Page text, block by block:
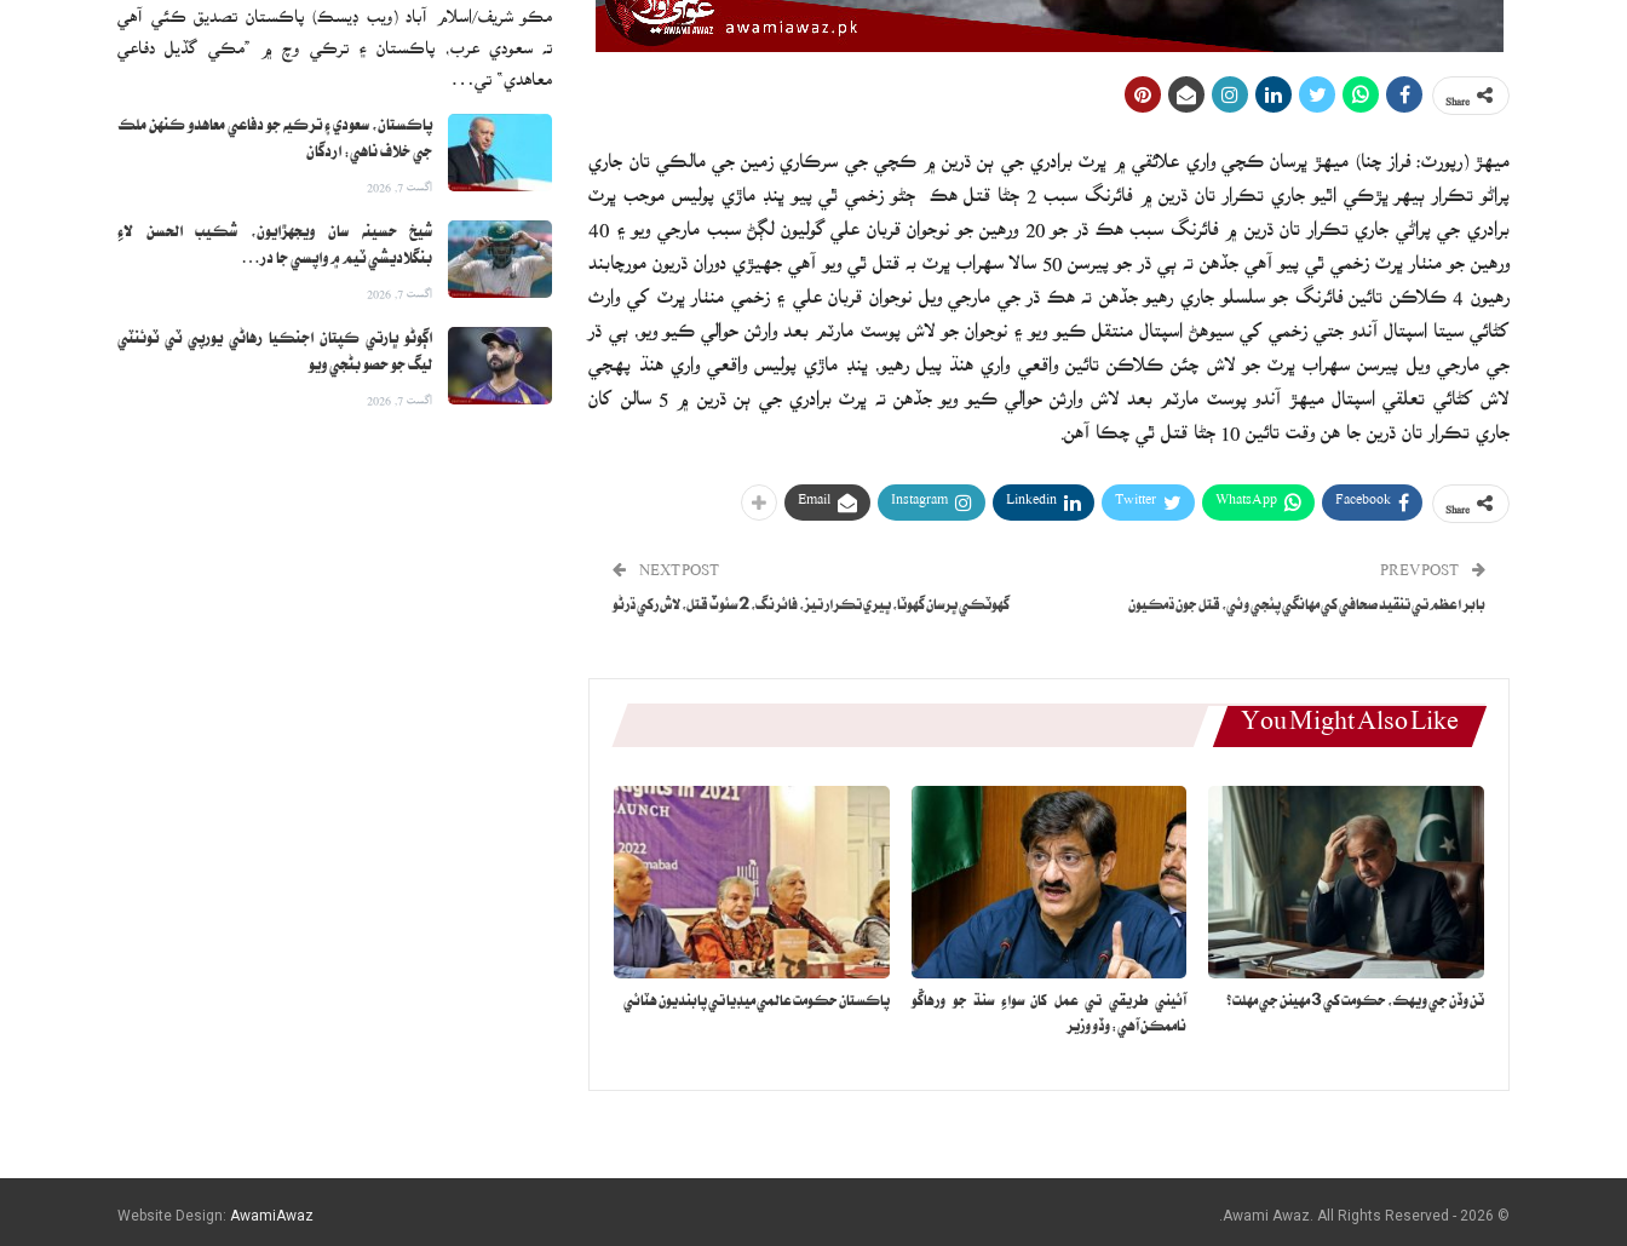
ميهڙ (رپورٽ: فراز چنا) ميھڙ ڀرسان ڪچي واري علائقي ۾ ڀرٽ برادري جي ٻن ڌرين ۾ ڪچي جي سرڪاري زمين جي مالڪي تان جاري
پراڻو تڪرار ٻيھر ڀڙڪي اٿيو جاري تڪرار تان ڌرين ۾ فائرنگ سبب 2 ڄڻا قتل ھڪ ڄڻو زخمي ٿي پيو ڀنڊ ماڙي پوليس موجب ڀرٽ
ورھين جو منٺار ڀرٽ زخمي ٿي پيو آھي جڏھن ته ٻي ڌر جو پيرسن 50 سالا سھراب ڀرٽ به قتل ٿي ويو آھي جھيڙي دوران ڌريون مورچابند
رھيون 4 ڪلاڪن تائين فائرنگ جو سلسلو جاري رھيو جڏھن ته ھڪ ڌر جي مارجي ويل نوجوان قربان علي ۽ زخمي منٺار ڀرٽ کي وارث
کڻائي سيتا اسپتال آندو جتي زخمي کي سيوھڻ اسپتال منتقل ڪيو ويو ۽ نوجوان جو لاش پوسٽ مارٽم بعد وارثن حوالي ڪيو ويو، ٻي ڌر
جي مارجي ويل پيرسن سھراب ڀرٽ جو لاش چئن ڪلاڪن تائين واقعي واري ھنڌ پيل رھيو، ڀنڊ ماڙي پوليس واقعي واري ھنڌ پھچي
لاش کڻائي تعلقي اسپتال ميھڙ آندو پوسٽ مارٽم بعد لاش وارثن حوالي ڪيو ويو جڏھن ته ڀرٽ برادري جي ٻن ڌرين ۾ 5 سالن کان
جاري تڪرار تان ڌرين جا ھن وقت تائين 10 ڄڻا قتل ٿي چڪا آھن.
Facebook
WhatsApp
Twitter
Linkedin
Instagram
Email
بابر اعظم تي تنقيد صحافي کي مهانگي پئجي وئي، قتل جون ڌمڪيون
NEXT POST
گهوٽڪي ڀرسان گهوٽا، ڀيري تڪرار تيز، فائرنگ، 2 سئوٽ قتل، لاش رکي ڌرڻو
You Might Also Like
ٽن وڏن جي ويهڪ، حڪومت کي 3 مهينن جي مهلت؟
آئيني طريقي تي عمل کان سواءِ سنڌ جو ورهاڱو
ناممڪن آهي: وڏو وزير
پاڪستان حڪومت عالمي ميڊيا تي پابنديون هٽائي
مڪو شريف/اسلام آباد (ويب ڊيسڪ) پاڪستان تصديق ڪئي آهي
ته سعودي عرب، پاڪستان ۽ ترڪي وچ ۾ ”مڪي گڏيل دفاعي
معاهدي“ تي…
پاڪستان، سعودي ۽ ترڪيه جو دفاعي معاهدو ڪنهن ملڪ
جي خلاف ناهي: اردگان
اگست 7, 2026
شيخ حسينه سان ويجهڙايون، شڪيب الحسن لاءِ
بنگلاديشي ٽيم ۾ واپسي جا در…
اگست 7, 2026
اڳوڻو ڀارتي ڪپتان اجنڪيا رهاڻي يورپي ٽي ٽوئنٽي
ليگ جو حصو بڻجي ويو
اگست 7, 2026
© 2026 - Awami Awaz. All Rights Reserved.
Website Design: AwamiAwaz